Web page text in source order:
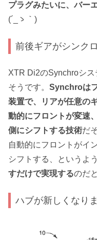
プラグみたいに、バー
(´_ゝ｀)
前後ギアがシンク
XTR Di2のSynchroシ
そうです。 Synchroは
装置で、リアが任意の
動的にフロントが変速
側にシフトする技術だ
自動的にフロントがイ
シフトする、というよ
すだけで実現するのだ
ハブが新しくなり